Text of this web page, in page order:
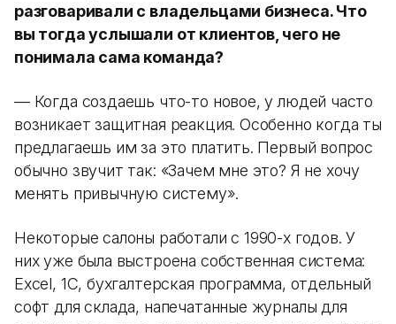
разговаривали с владельцами бизнеса. Что
вы тогда услышали от клиентов, чего не
понимала сама команда?
— Когда создаешь что-то новое, у людей часто
возникает защитная реакция. Особенно когда ты
предлагаешь им за это платить. Первый вопрос
обычно звучит так: «Зачем мне это? Я не хочу
менять привычную систему».
Некоторые салоны работали с 1990-х годов. У
них уже была выстроена собственная система:
Excel, 1С, бухгалтерская программа, отдельный
софт для склада, напечатанные журналы для